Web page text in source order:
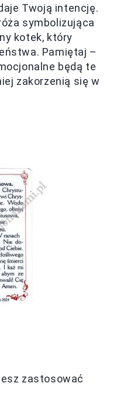
Twoją intencję.
symbolizująca
kotek, który
Pamiętaj –
będą te
zakorzenią się w
zastosować